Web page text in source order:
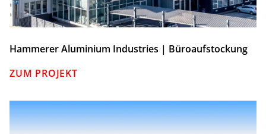
Hammerer Aluminium Industries | Büroaufstockung
ZUM PROJEKT